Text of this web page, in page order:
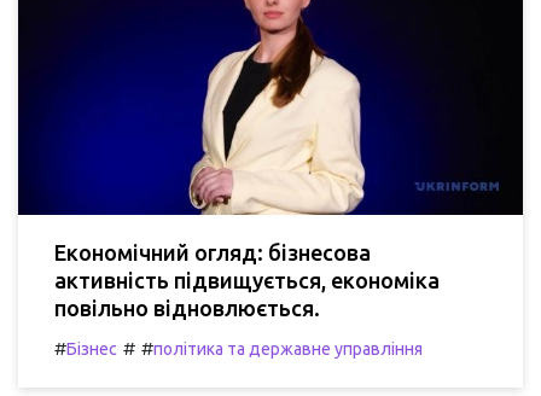
Економічний огляд: бізнесова
активність підвищується, економіка
повільно відновлюється.
#Бізнес # #політика та державне управління